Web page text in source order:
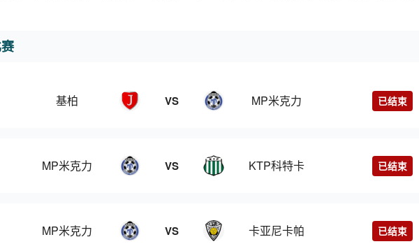
基柏 VS MP米克力 已结束
MP米克力 VS KTP科特卡 已结束
MP米克力 VS 卡亚尼卡帕 已结束